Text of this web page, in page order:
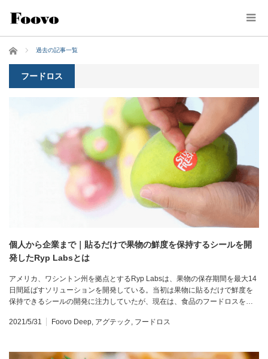
ホーム 過去の記事一覧
フードロス
個人から企業まで｜貼るだけで果物の鮮度を保持するシールを開
発したRyp Labsとは
アメリカ、ワシントン州を拠点とするRyp Labsは、果物の保存期間を最大14
日間延ばすソリューションを開発している。当初は果物に貼るだけで鮮度を
保持できるシールの開発に注力していたが、現在は、食品のフードロスを…
2021/5/31 Foovo Deep アグテック フードロス